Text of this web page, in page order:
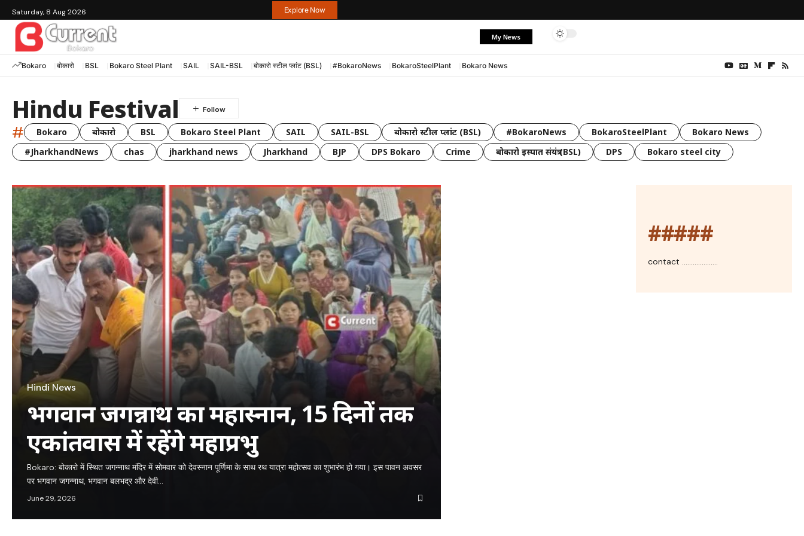
Saturday, 8 Aug 2026 Explore Now
My News
Bokaro बोकारो BSL Bokaro Steel Plant SAIL SAIL-BSL बोकारो स्टील प्लांट (BSL) #BokaroNews BokaroSteelPlant Bokaro News
Hindu Festival
# Bokaro बोकारो BSL Bokaro Steel Plant SAIL SAIL-BSL बोकारो स्टील प्लांट (BSL) #BokaroNews BokaroSteelPlant
Bokaro News
#JharkhandNews
chas jharkhand news Jharkhand BJP DPS Bokaro Crime बोकारो इस्पात संयंत्र (BSL) DPS Bokaro steel city
Hindi News
भगवान जगन्नाथ का महास्नान, 15 दिनों तक
एकांतवास में रहेंगे महाप्रभु
Bokaro: बोकारो में स्थित जगन्नाथ मंदिर में सोमवार को देवस्नान पूर्णिमा के साथ रथ यात्रा महोत्सव का शुभारंभ हो गया। इस पावन अवसर
पर भगवान जगन्नाथ, भगवान बलभद्र और देवी…
June 29, 2026
#####
contact ....................